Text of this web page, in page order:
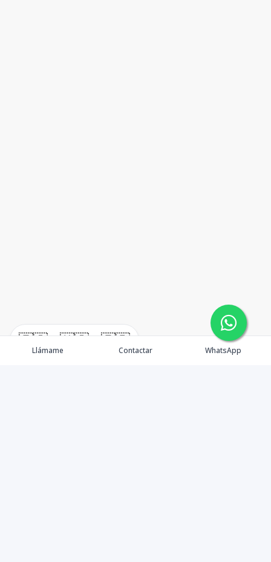
🇪🇸 🇺🇸 🇫🇷
Llámame Contactar WhatsApp